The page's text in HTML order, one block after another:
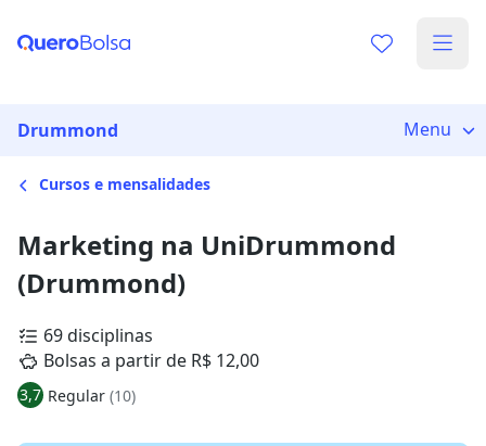
Drummond Menu
Cursos e mensalidades
Marketing na UniDrummond
(Drummond)
69 disciplinas
Bolsas a partir de R$ 12,00
3,7 Regular (10)